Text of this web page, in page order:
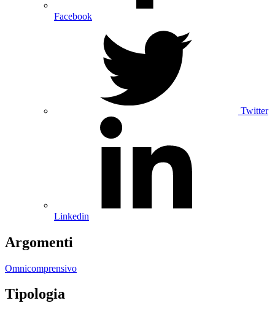
Facebook
Twitter
Linkedin
Argomenti
Omnicomprensivo
Tipologia